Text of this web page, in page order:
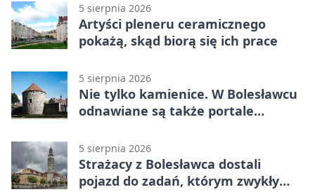
5 sierpnia 2026
Artyści pleneru ceramicznego
pokażą, skąd biorą się ich prace
5 sierpnia 2026
Nie tylko kamienice. W Bolesławcu
odnawiane są także portale
5 sierpnia 2026
Strażacy z Bolesławca dostali
pojazd do zadań, którym zwykły